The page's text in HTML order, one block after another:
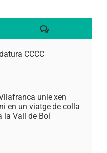
Comentaris
CCCC
unieixen
en un viatge de colla
la Vall de Boí